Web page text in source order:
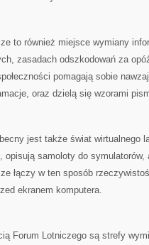
to również miejsce wymiany
zasadach odszkodowań za
pomagają sobie
oraz dzielą się wzorami
jest także świat wirtualnego
opisują samoloty do
łączy w ten sposób
ekranem komputera.
Forum Lotniczego są strefy